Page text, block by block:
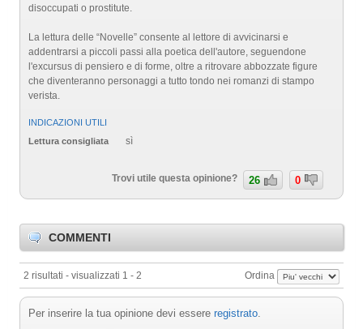
disoccupati o prostitute.
La lettura delle “Novelle” consente al lettore di avvicinarsi e
addentrarsi a piccoli passi alla poetica dell'autore, seguendone
l'excursus di pensiero e di forme, oltre a ritrovare abbozzate figure
che diventeranno personaggi a tutto tondo nei romanzi di stampo
verista.
INDICAZIONI UTILI
Lettura consigliata
sì
Trovi utile questa opinione? 26 0
COMMENTI
2 risultati - visualizzati 1 - 2 Ordina
Per inserire la tua opinione devi essere registrato.